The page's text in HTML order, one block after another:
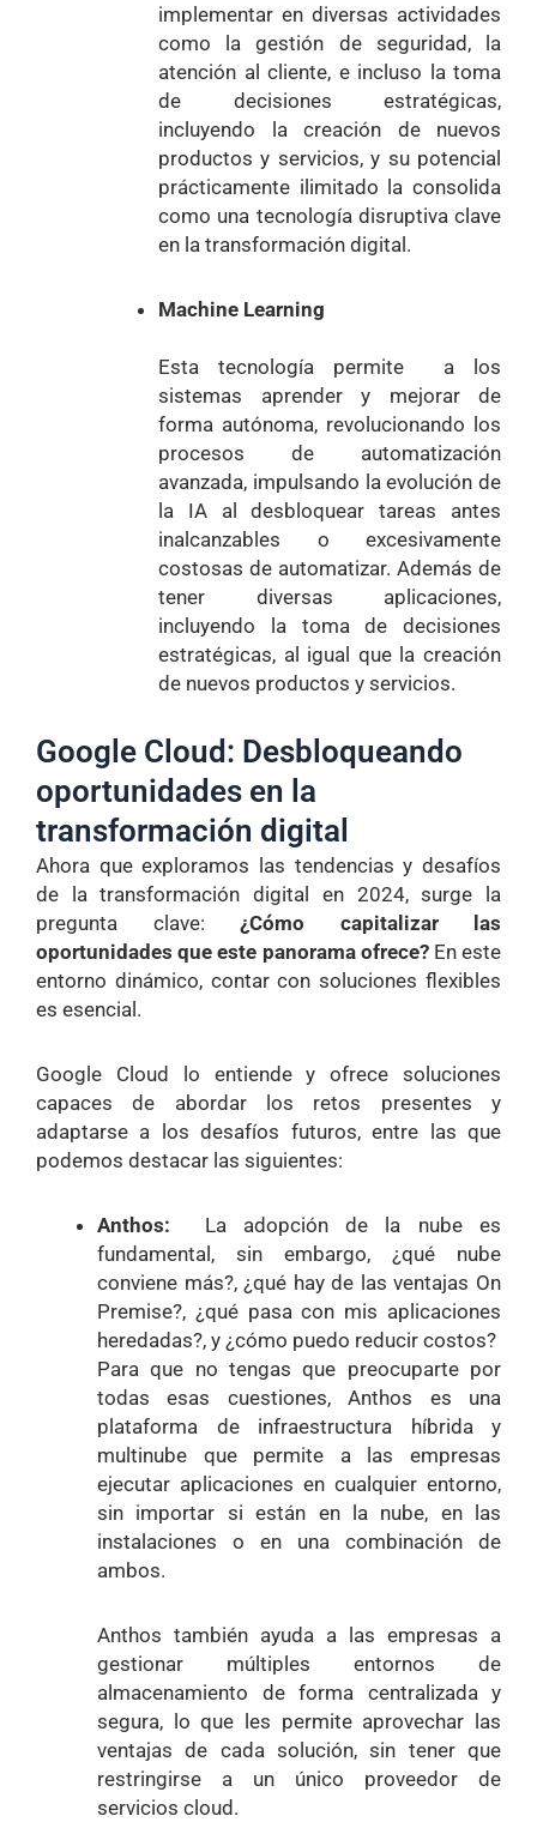
implementar en diversas actividades
como la gestión de seguridad, la
atención al cliente, e incluso la toma
de decisiones estratégicas,
incluyendo la creación de nuevos
productos y servicios, y su potencial
prácticamente ilimitado la consolida
como una tecnología disruptiva clave
en la transformación digital.
Machine Learning
Esta tecnología permite a los
sistemas aprender y mejorar de
forma autónoma, revolucionando los
procesos de automatización
avanzada, impulsando la evolución de
la IA al desbloquear tareas antes
inalcanzables o excesivamente
costosas de automatizar. Además de
tener diversas aplicaciones,
incluyendo la toma de decisiones
estratégicas, al igual que la creación
de nuevos productos y servicios.
Google Cloud: Desbloqueando
oportunidades en la
transformación digital
Ahora que exploramos las tendencias y desafíos
de la transformación digital en 2024, surge la
pregunta clave: ¿Cómo capitalizar las
oportunidades que este panorama ofrece?En este
entorno dinámico, contar con soluciones flexibles
es esencial.
Google Cloud lo entiende y ofrece soluciones
capaces de abordar los retos presentes y
adaptarse a los desafíos futuros, entre las que
podemos destacar las siguientes:
Anthos:
La adopción de la nube es
fundamental, sin embargo, ¿qué nube
conviene más?, ¿qué hay de las ventajas On
Premise?, ¿qué pasa con mis aplicaciones
heredadas?, y ¿cómo puedo reducir costos?
Para que no tengas que preocuparte por
todas esas cuestiones, Anthos es una
plataforma de infraestructura híbrida y
multinube que permite a las empresas
ejecutar aplicaciones en cualquier entorno,
sin importar si están en la nube, en las
instalaciones o en una combinación de
ambos.
Anthos también ayuda a las empresas a
gestionar múltiples entornos de
almacenamiento de forma centralizada y
segura, lo que les permite aprovechar las
ventajas de cada solución, sin tener que
restringirse a un único proveedor de
servicios cloud.